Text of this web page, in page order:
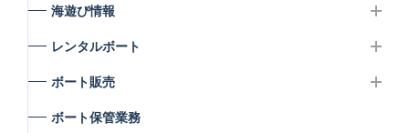
海遊び情報
レンタルボート
ボート販売
ボート保管業務